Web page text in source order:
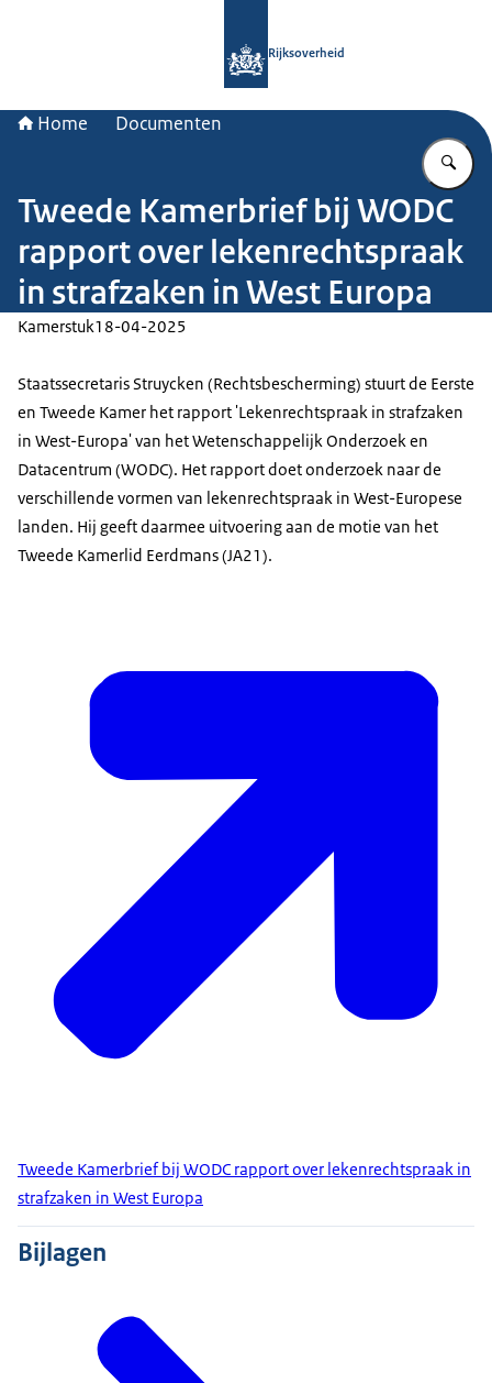
Rijksoverheid
Home Documenten
Tweede Kamerbrief bij WODC
rapport over lekenrechtspraak
in strafzaken in West Europa
Kamerstuk18-04-2025
Staatssecretaris Struycken (Rechtsbescherming) stuurt de Eerste
en Tweede Kamer het rapport 'Lekenrechtspraak in strafzaken
in West-Europa' van het Wetenschappelijk Onderzoek en
Datacentrum (WODC). Het rapport doet onderzoek naar de
verschillende vormen van lekenrechtspraak in West-Europese
landen. Hij geeft daarmee uitvoering aan de motie van het
Tweede Kamerlid Eerdmans (JA21).
Tweede Kamerbrief bij WODC rapport over lekenrechtspraak in
strafzaken in West Europa
Bijlagen